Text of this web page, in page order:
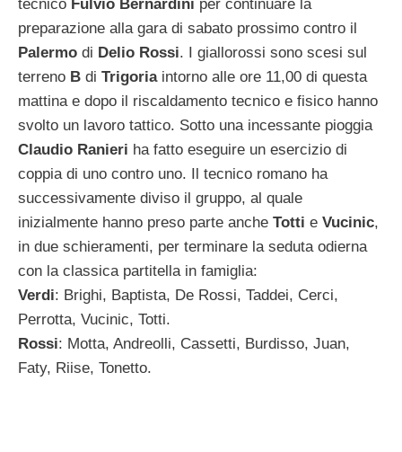
tecnico Fulvio Bernardini per continuare la
preparazione alla gara di sabato prossimo contro il
Palermo di Delio Rossi. I giallorossi sono scesi sul
terreno B di Trigoria intorno alle ore 11,00 di questa
mattina e dopo il riscaldamento tecnico e fisico hanno
svolto un lavoro tattico. Sotto una incessante pioggia
Claudio Ranieri ha fatto eseguire un esercizio di
coppia di uno contro uno. Il tecnico romano ha
successivamente diviso il gruppo, al quale
inizialmente hanno preso parte anche Totti e Vucinic,
in due schieramenti, per terminare la seduta odierna
con la classica partitella in famiglia:
Verdi: Brighi, Baptista, De Rossi, Taddei, Cerci,
Perrotta, Vucinic, Totti.
Rossi: Motta, Andreolli, Cassetti, Burdisso, Juan,
Faty, Riise, Tonetto.